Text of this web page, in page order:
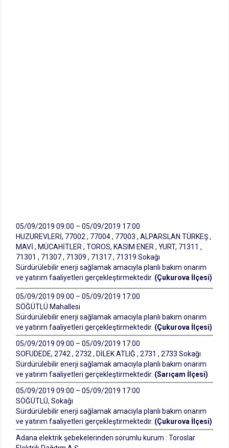
05/09/2019 09:00 – 05/09/2019 17:00
HUZUREVLERİ, 77002 , 77004 , 77003 , ALPARSLAN TÜRKEŞ ,
MAVİ , MÜCAHİTLER , TOROS, KASIM ENER , YURT, 71311 ,
71301 , 71307 , 71309 , 71317 , 71319 Sokağı
Sürdürülebilir enerji sağlamak amacıyla planlı bakım onarım
ve yatırım faaliyetleri gerçekleştirmektedir. (Çukurova İlçesi)
05/09/2019 09:00 – 05/09/2019 17:00
SÖĞÜTLÜ Mahallesi
Sürdürülebilir enerji sağlamak amacıyla planlı bakım onarım
ve yatırım faaliyetleri gerçekleştirmektedir. (Çukurova İlçesi)
05/09/2019 09:00 – 05/09/2019 17:00
SOFUDEDE, 2742 , 2732 , DİLEK ATLIĞ , 2731 , 2733 Sokağı
Sürdürülebilir enerji sağlamak amacıyla planlı bakım onarım
ve yatırım faaliyetleri gerçekleştirmektedir. (Sarıçam İlçesi)
05/09/2019 09:00 – 05/09/2019 17:00
SÖĞÜTLÜ, Sokağı
Sürdürülebilir enerji sağlamak amacıyla planlı bakım onarım
ve yatırım faaliyetleri gerçekleştirmektedir. (Çukurova İlçesi)
Adana elektrik şebekelerinden sorumlu kurum : Toroslar